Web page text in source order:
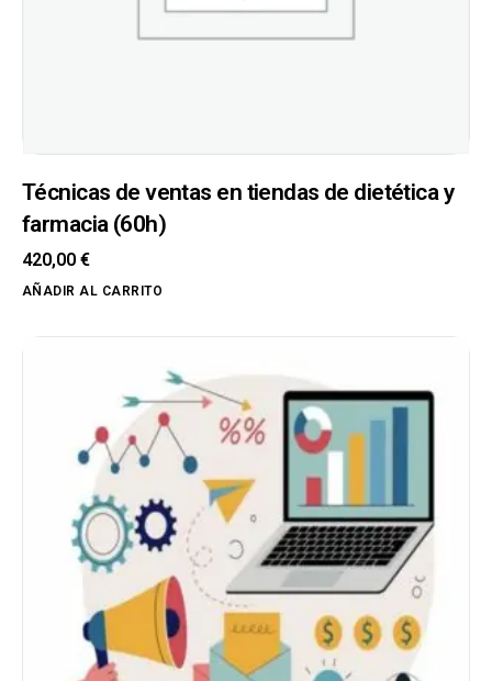
Técnicas de ventas en tiendas de dietética y
farmacia (60h)
420,00 €
AÑADIR AL CARRITO